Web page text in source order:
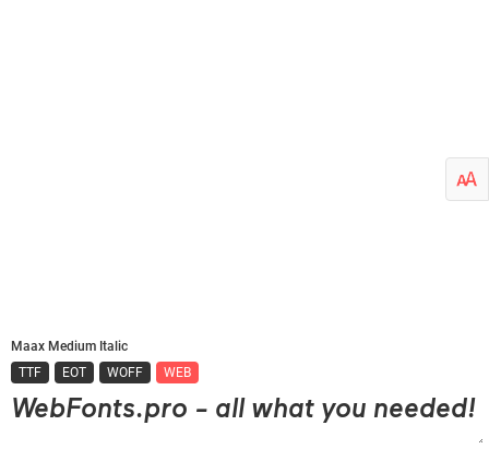
Maax Medium Italic
TTF
EOT WOFF WEB